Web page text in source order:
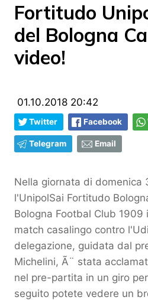
Fortitudo
del Bologna
video!
01.10.2018 20:42
Twitter Facebook
Telegram Email
Nella giornata di domenica
l'UnipolSai Fortitudo
Bologna Footbal Club 1909
match casalingo contro
delegazione, guidata dal
Michelini, Ã¨ stata
nel pre-partita in un giro
seguito potete vedere un